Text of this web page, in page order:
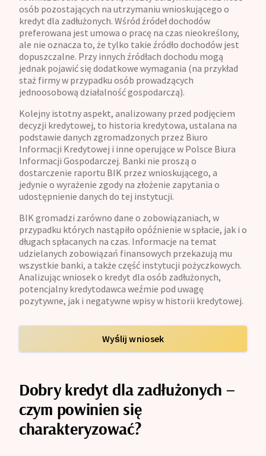
osób pozostających na utrzymaniu wnioskującego o
kredyt dla zadłużonych. Wśród źródeł dochodów
preferowana jest umowa o pracę na czas nieokreślony,
ale nie oznacza to, że tylko takie źródło dochodów jest
dopuszczalne. Przy innych źródłach dochodu mogą
jednak pojawić się dodatkowe wymagania (na przykład
staż firmy w przypadku osób prowadzących
jednoosobową działalność gospodarczą).
Kolejny istotny aspekt, analizowany przed podjęciem
decyzji kredytowej, to historia kredytowa, ustalana na
podstawie danych zgromadzonych przez Biuro
Informacji Kredytowej i inne operujące w Polsce Biura
Informacji Gospodarczej. Banki nie proszą o
dostarczenie raportu BIK przez wnioskującego, a
jedynie o wyrażenie zgody na złożenie zapytania o
udostępnienie danych do tej instytucji.
BIK gromadzi zarówno dane o zobowiązaniach, w
przypadku których nastąpiło opóźnienie w spłacie, jak i o
długach spłacanych na czas. Informacje na temat
udzielanych zobowiązań finansowych przekazują mu
wszystkie banki, a także część instytucji pożyczkowych.
Analizując wniosek o kredyt dla osób zadłużonych,
potencjalny kredytodawca weźmie pod uwagę
pozytywne, jak i negatywne wpisy w historii kredytowej.
Wyślij wniosek
Dobry kredyt dla zadłużonych –
czym powinien się
charakteryzować?